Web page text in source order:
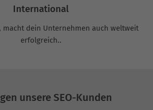
International
macht dein Unternehmen auch weltweit
erfolgreich..
unsere SEO-Kunden